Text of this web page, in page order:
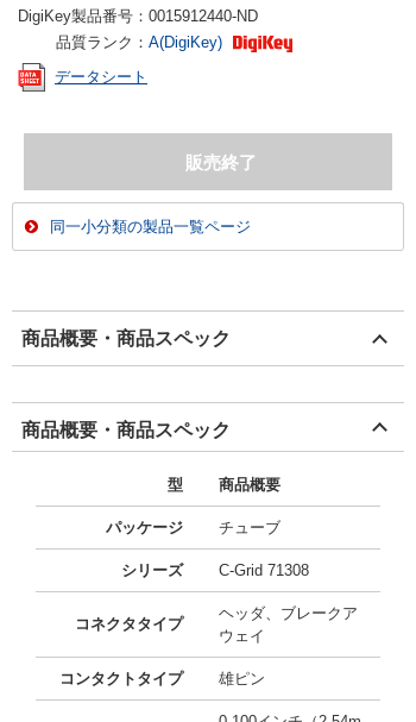
DigiKey製品番号： 0015912440-ND
品質ランク： A(DigiKey)
データシート
同一小分類の製品一覧ページ
商品概要・商品スペック
商品概要・商品スペック
型 商品概要
パッケージ チューブ
シリーズ C-Grid 71308
コネクタタイプ
ヘッダ、ブレークア
ウェイ
コンタクトタイプ 雄ピン